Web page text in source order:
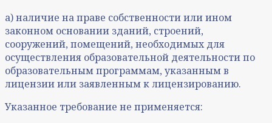
а) наличие на праве собственности или ином
законном основании зданий, строений,
сооружений, помещений, необходимых для
осуществления образовательной деятельности по
образовательным программам, указанным в
лицензии или заявленным к лицензированию.
Указанное требование не применяется: